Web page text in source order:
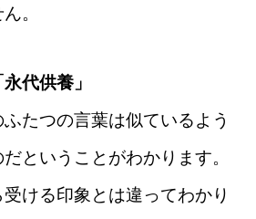
。
代供養」
たつの言葉は似ているよう
ということがわかります。
ける印象とは違ってわかり